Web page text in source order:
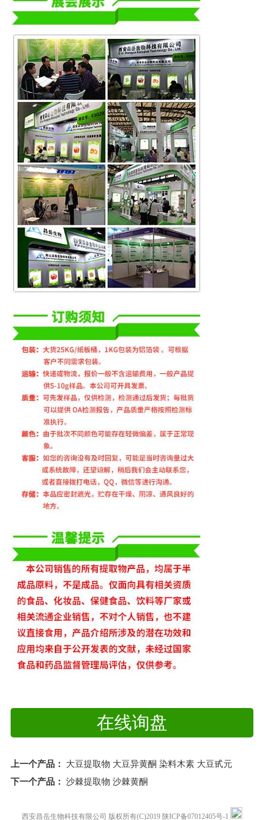
在线询盘
上一个产品： 大豆提取物 大豆异黄酮 染料木素 大豆甙元
下一个产品： 沙棘提取物 沙棘黄酮
西安昌岳生物科技有限公司 版权所有(C)2019 陕ICP备07012405号-1